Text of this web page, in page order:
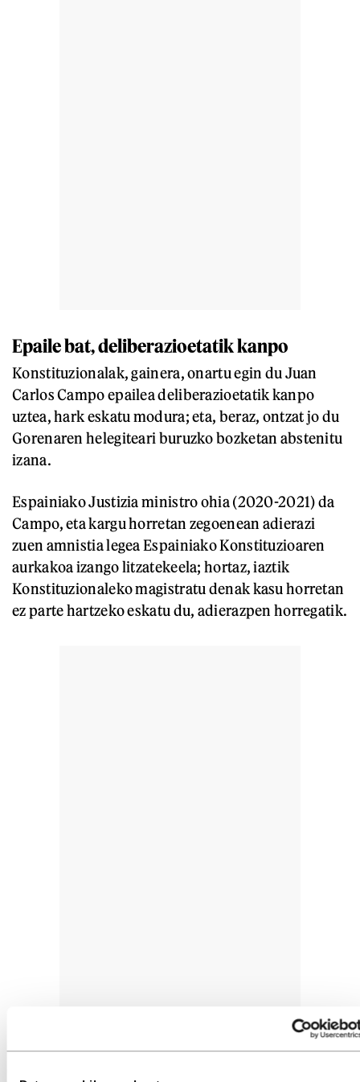
Epaile bat, deliberazioetatik kanpo
Konstituzionalak, gainera, onartu egin du Juan
Carlos Campo epailea deliberazioetatik kanpo
uztea, hark eskatu modura; eta, beraz, ontzat jo du
Gorenaren helegiteari buruzko bozketan abstenitu
izana.
Espainiako Justizia ministro ohia (2020-2021) da
Campo, eta kargu horretan zegoenean adierazi
zuen amnistia legea Espainiako Konstituzioaren
aurkakoa izango litzatekeela; hortaz, iaztik
Konstituzionaleko magistratu denak kasu horretan
ez parte hartzeko eskatu du, adierazpen horregatik.